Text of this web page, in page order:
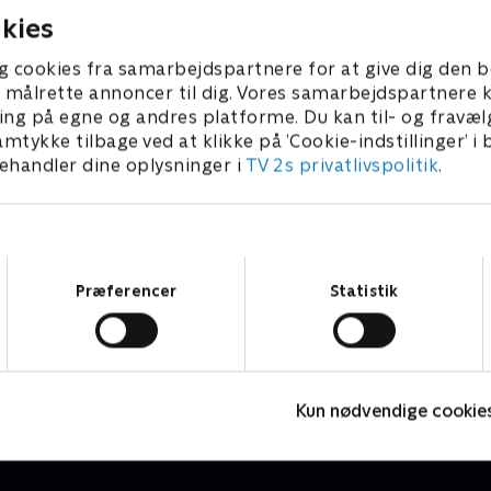
cookies fra samarbejdspartnere for at give dig den
annoncer til dig. Vores samarbejdspartnere
på egne og andres platforme. Du kan til- og
tilbage ved at klikke på ’Cookie-indstillinger’ i
dine oplysninger i TV 2s privatlivspolitik.
Præferencer Statistik
Kun nødvendige
Oscar-festen
med livsstilseksperterne
og Henrik Byager skal
også have testet deres
og quizze i
mange
på. I selskab med
Gitte Madsen og Henrik
de to finalister også have
sprogkundskaber og quizze
middagsselskabets mange